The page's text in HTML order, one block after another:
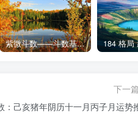
紫微斗数——斗数基本格局(上)
下一篇
：己亥猪年阴历十一月丙子月运势